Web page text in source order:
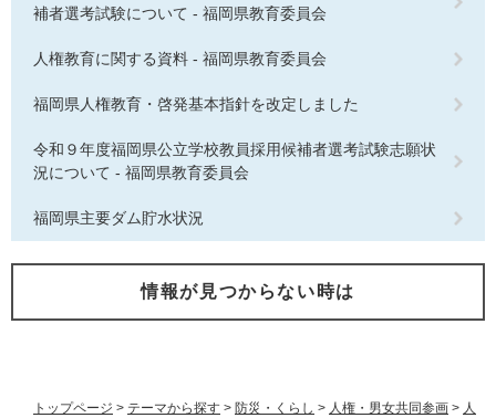
トップページ > テーマから探す > 防災・くらし > 人権・男女共同参画 > 人
補者選考試験について - 福岡県教育委員会
人権教育に関する資料 - 福岡県教育委員会
福岡県人権教育・啓発基本指針を改定しました
令和９年度福岡県公立学校教員採用候補者選考試験志願状
況について - 福岡県教育委員会
福岡県主要ダム貯水状況
情報が見つからない時は